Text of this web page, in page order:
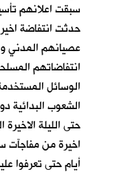
سبقت اعلانهم
حدثت انتفاضة
عصيانهم المدني
انتفاضاتهم
الوسائل
الشعوب البدائية
حتى الليلة
اخيرة من مفاجآت
أيام حتى تعرفوا